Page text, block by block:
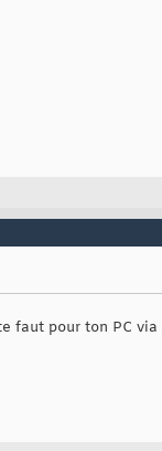
faut pour ton PC via